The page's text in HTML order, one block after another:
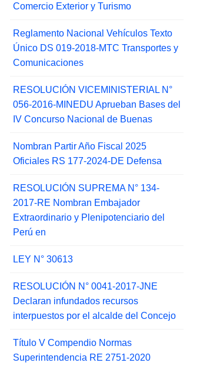
Comercio Exterior y Turismo
Reglamento Nacional Vehículos Texto
Único DS 019-2018-MTC Transportes y
Comunicaciones
RESOLUCIÓN VICEMINISTERIAL N°
056-2016-MINEDU Aprueban Bases del
IV Concurso Nacional de Buenas
Nombran Partir Año Fiscal 2025
Oficiales RS 177-2024-DE Defensa
RESOLUCIÓN SUPREMA N° 134-
2017-RE Nombran Embajador
Extraordinario y Plenipotenciario del
Perú en
LEY N° 30613
RESOLUCIÓN N° 0041-2017-JNE
Declaran infundados recursos
interpuestos por el alcalde del Concejo
Título V Compendio Normas
Superintendencia RE 2751-2020